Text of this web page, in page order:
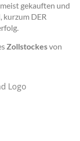
gekauften und
DER
Zollstockesvon
Logo